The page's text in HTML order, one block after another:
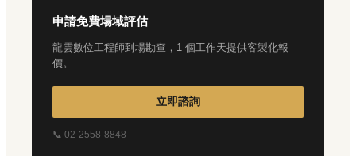
申請免費場域評估
龍雲數位工程師到場勘查，1 個工作天提供客製化報
價。
立即諮詢
📞 02-2558-8848